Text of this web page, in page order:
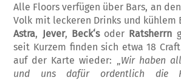
Alle Floors verfügen über Bars, an
Volk mit leckeren Drinks und kühl­em
Astra, Jever, Beck‘soder Ratsherrn
seit Kur­zem finden sich etwa 18
auf der Karte wieder: „ Wir haben
und uns dafür ordentlich die